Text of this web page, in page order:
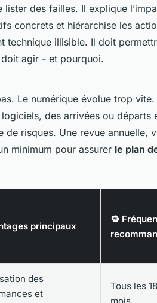
des failles. Il explique
concrets et hiérarchise les
technique illisible. Il doit
agir - et pourquoi.
Le numérique évolue trop vite.
des arrivées ou départs
risques. Une revue annuelle,
minimum pour assurer le plan
principaux
🔁
des
et
Tous les